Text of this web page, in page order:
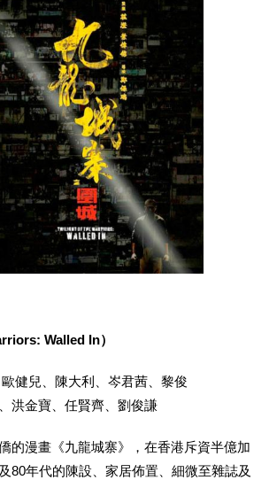
Walled In）
健兒、陳大利、岑君茜、黎俊
洪金寶、任賢齊、劉俊謙
的漫畫《九龍城寨》，在香港斥資半億加
80年代的陳設、家居佈置、細微至雜誌及